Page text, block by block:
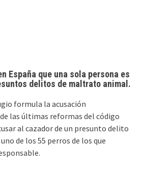
España que una sola persona es
delitos de maltrato animal.
formula la acusación
las últimas reformas del código
al cazador de un presunto delito
de los 55 perros de los que